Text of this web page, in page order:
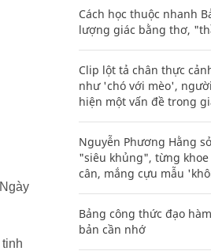
Cách học thuộc nhanh
lượng giác bằng thơ,
Clip lột tả chân thực
như 'chó với mèo',
hiện một vấn đề trong
Nguyễn Phương Hằng
"siêu khủng", từng
cân, mắng cựu mẫu
Bảng công thức đạo
bản cần nhớ